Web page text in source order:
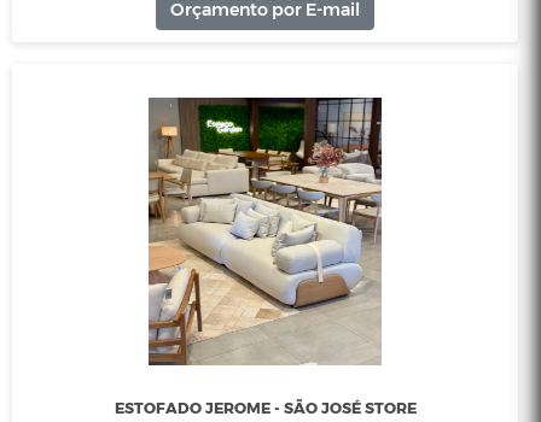
ESTOFADO BORÁ 2,60M - ABERTURA ELÉTRICA